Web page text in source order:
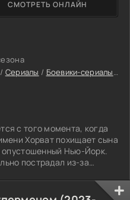
Сериалы / Боевики-сериалы/
с того момента, когда
Хорват похищает сына
опустошенный Нью-Йорк.
пострадал из-за
СМОТРЕТЬ ОНЛАЙН